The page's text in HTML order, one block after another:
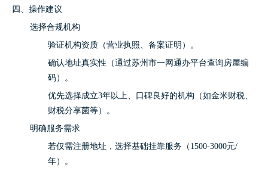
四、操作建议
选择合规机构
验证机构资质（营业执照、备案证明）。
确认地址真实性（通过苏州市一网通办平台查询房屋编
码）。
优先选择成立3年以上、口碑良好的机构（如金米财税、
财税分享菌等）。
明确服务需求
若仅需注册地址，选择基础挂靠服务（1500-3000元/
年）。